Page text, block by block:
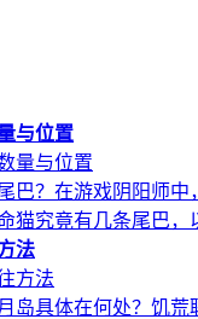
与位置
巴？在游戏阴阳师
猫究竟有几条尾巴，
法
岛具体在何处？饥